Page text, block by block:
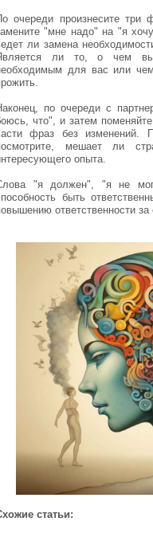
очереди произнесите
"мне надо" на "я
ли замена
ли то, о чем вы
для вас или
по очереди с
что", и затем
фраз без изменений.
мешает ли
опыта.
"я должен", "я не
быть
ответственности
статьи: